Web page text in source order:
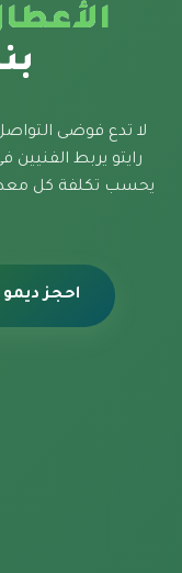
لا تدع فوضى
رايتو يربط الفنيين
يحسب تكلفة كل
احجز